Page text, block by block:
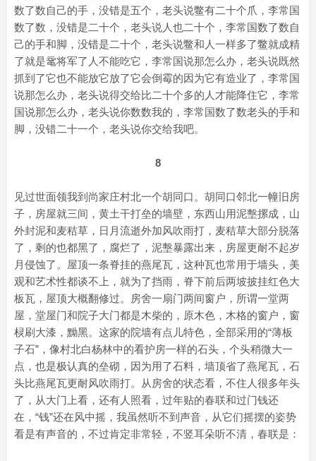
数了数自己的手，没错是五个，老头说鳖有二十个爪，李常国
数了数，没错是二十个，老头说人也二十个，李常国数了数自
己的手和脚，没错是二十个，老头说鳖和人一样多了鳖就成精
了就是鼋将军了人不能吃它，李常国说那怎么办，老头说既然
抓到了它也不能放它放了它会倒霉的因为它有造业了，李常国
说那怎么办，老头说得交给比二十个多的人才能降住它，李常
国说那怎么办，老头说你数数我的，李常国数了数老头的手和
脚，没错二十一个，老头说你交给我吧。
8
见过世面领我到尚家庄村北一个胡同口。胡同口邻北一幢旧房
子，房屋就三间，黄土干打垒的墙壁，东西山用泥墼摞成，山
外封泥和麦秸草，日月流逝外加风吹雨打，麦秸草大部分脱落
了，剩的也都黑了，腐烂了，泥墼暴露出来，房屋更耐不起岁
月侵蚀了。屋顶一条脊挂的燕尾瓦，这种瓦也常用于墙头，美
观和艺术性都谈不上，就为了挡雨，脊下前后两坡披挂红色大
板瓦，屋顶大概翻修过。房舍一扇门两间窗户，所谓一堂两
屋，堂屋门和院子大门都是木柴的，原木色，木格的窗户，窗
棂刷大漆，黝黑。这家的院墙有点儿特色，全部采用的“薄板
子石”，像村北白杨林中的看护房一样的石头，个头稍微大一
点，也是极认真的垒砌，因为用了石料，墙顶省了燕尾瓦，石
头比燕尾瓦更耐风吹雨打。从房舍的状态看，不住人很多年头
了，从大门上看，还有人照看，过年贴的春联和过门钱还
在，“钱”还在风中摇，我虽然听不到声音，从它们摇摆的姿势
看是有声音的，不过肯定非常轻，不竖耳朵听不清，春联是：